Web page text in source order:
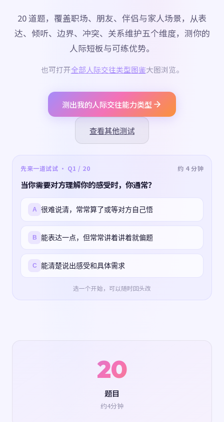
20 道题，覆盖职场、朋友、伴侣与家人场景，从表
达、倾听、边界、冲突、关系维护五个维度，测你的
人际短板与可练优势。
也可打开全部人际交往类型图鉴大图浏览。
测出我的人际交往能力类型
查看其他测试
先来一道试试 · Q1 / 20 约 4 分钟
当你需要对方理解你的感受时，你通常？
A 很难说清，常常算了或等对方自己悟
B 能表达一点，但常常讲着讲着就偏题
C 能清楚说出感受和具体需求
选一个开始，可以随时回头改
20
题目
约4分钟